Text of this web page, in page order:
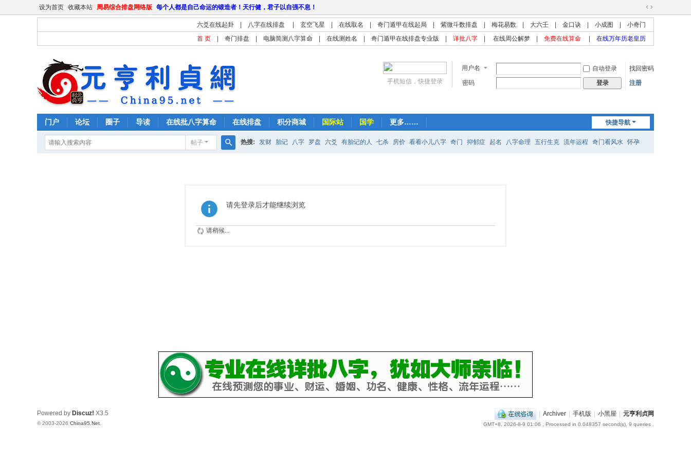
设为首页 收藏本站 周易综合排盘网络版 每个人都是自己命运的锻造者！天行健，君子以自强不息！
切
换
到
宽
六爻在线起卦 八字在线排盘 玄空飞星 在线取名 奇门遁甲在线起局 紫微斗数排盘 梅花易数 大六壬 金口诀 小成图
小奇门
首 页
奇门排盘 电脑简测八字算命 在线测姓名 奇门遁甲在线排盘专业版 详批八字 在线周公解梦 免费在线算命 在线万年历老皇历
用户名 自动登录
找回密码
密码
登录 注册
手机短信，快捷登录
快捷导航
门户 论坛 圈子 导读 在线批八字算命 在线排盘 积分商城 国际站 国学 更多……
帖子 热搜: 发财 胎记 八字 罗盘 六爻 有胎记的人 七杀 房价 看看小儿八字 奇门 抑郁症 起名 八字命理 五行生克 流年运程 奇门看风水 怀孕
请先登录后才能继续浏览
请稍候...
| Archiver | 手机版 | 小黑屋 | 元亨利贞网
GMT+8, 2026-8-9 01:06 , Processed in 0.048357 second(s), 9 queries .
Powered by Discuz! X3.5
© 2003-2026 China95.Net